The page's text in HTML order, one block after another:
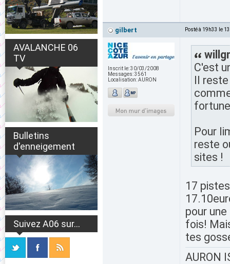
AVALANCHE 06
TV
Bulletins
d'enneigement
Suivez A06 sur...
gilbert Posté à 19h33 le
Inscrit le:30/03/2008
Messages:3561
Localisation:AURON
C'est
Il
Pour
reste
sites !
17
pour
fois!
tes
AURON